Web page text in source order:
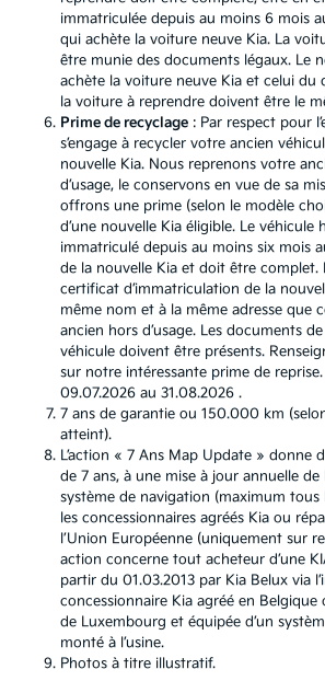
immatriculée depuis au moins 6 mois
qui achète la voiture neuve Kia. La
être munie des documents légaux. Le
achète la voiture neuve Kia et celui du
la voiture à reprendre doivent être le
Prime de recyclage : Par respect pour
s’engage à recycler votre ancien
nouvelle Kia. Nous reprenons votre
d’usage, le conservons en vue de sa
offrons une prime (selon le modèle
d’une nouvelle Kia éligible. Le véhicule
immatriculé depuis au moins six mois
de la nouvelle Kia et doit être complet.
certificat d’immatriculation de la
même nom et à la même adresse que
ancien hors d’usage. Les documents
véhicule doivent être présents.
sur notre intéressante prime de
09.07.2026 au 31.08.2026 .
7 ans de garantie ou 150.000 km
atteint).
L’action « 7 Ans Map Update » donne
de 7 ans, à une mise à jour annuelle
système de navigation (maximum tous
les concessionnaires agréés Kia ou
l’Union Européenne (uniquement sur
action concerne tout acheteur d’une
partir du 01.03.2013 par Kia Belux via
concessionnaire Kia agréé en Belgique
de Luxembourg et équipée d’un
monté à l’usine.
Photos à titre illustratif.